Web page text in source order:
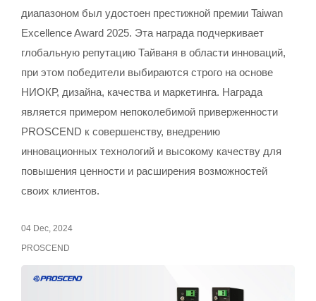
диапазоном был удостоен престижной премии Taiwan
Excellence Award 2025. Эта награда подчеркивает
глобальную репутацию Тайваня в области инноваций,
при этом победители выбираются строго на основе
НИОКР, дизайна, качества и маркетинга. Награда
является примером непоколебимой приверженности
PROSCEND к совершенству, внедрению
инновационных технологий и высокому качеству для
повышения ценности и расширения возможностей
своих клиентов.
04 Dec, 2024
PROSCEND